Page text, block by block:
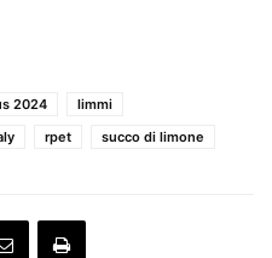
2024
limmi
rpet succo di limone